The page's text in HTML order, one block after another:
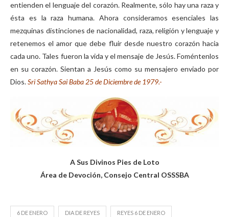
entienden el lenguaje del corazón. Realmente, sólo hay una raza y
ésta es la raza humana. Ahora consideramos esenciales las
mezquinas distinciones de nacionalidad, raza, religión y lenguaje y
retenemos el amor que debe fluir desde nuestro corazón hacia
cada uno. Tales fueron la vida y el mensaje de Jesús. Foméntenlos
en su corazón. Sientan a Jesús como su mensajero enviado por
Dios.Sri Sathya Sai Baba 25 de Diciembre de 1979.-
A Sus Divinos Pies de Loto
Área de Devoción, Consejo Central OSSSBA
6 DE ENERO DIA DE REYES REYES 6 DE ENERO